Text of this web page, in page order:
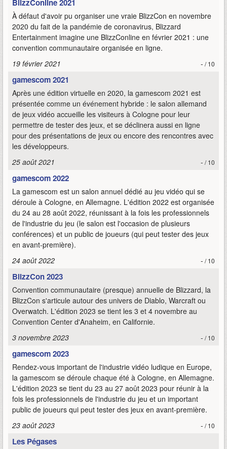
BlizzConline 2021
À défaut d'avoir pu organiser une vraie BlizzCon en novembre
2020 du fait de la pandémie de coronavirus, Blizzard
Entertainment imagine une BlizzConline en février 2021 : une
convention communautaire organisée en ligne.
19 février 2021
- / 10
gamescom 2021
Après une édition virtuelle en 2020, la gamescom 2021 est
présentée comme un événement hybride : le salon allemand
de jeux vidéo accueille les visiteurs à Cologne pour leur
permettre de tester des jeux, et se déclinera aussi en ligne
pour des présentations de jeux ou encore des rencontres avec
les développeurs.
25 août 2021
- / 10
gamescom 2022
La gamescom est un salon annuel dédié au jeu vidéo qui se
déroule à Cologne, en Allemagne. L'édition 2022 est organisée
du 24 au 28 août 2022, réunissant à la fois les professionnels
de l'industrie du jeu (le salon est l'occasion de plusieurs
conférences) et un public de joueurs (qui peut tester des jeux
en avant-première).
24 août 2022
- / 10
BlizzCon 2023
Convention communautaire (presque) annuelle de Blizzard, la
BlizzCon s'articule autour des univers de Diablo, Warcraft ou
Overwatch. L'édition 2023 se tient les 3 et 4 novembre au
Convention Center d'Anaheim, en Californie.
3 novembre 2023
- / 10
gamescom 2023
Rendez-vous important de l'industrie vidéo ludique en Europe,
la gamescom se déroule chaque été à Cologne, en Allemagne.
L'édition 2023 se tient du 23 au 27 août 2023 pour réunir à la
fois les professionnels de l'industrie du jeu et un important
public de joueurs qui peut tester des jeux en avant-première.
23 août 2023
- / 10
Les Pégases